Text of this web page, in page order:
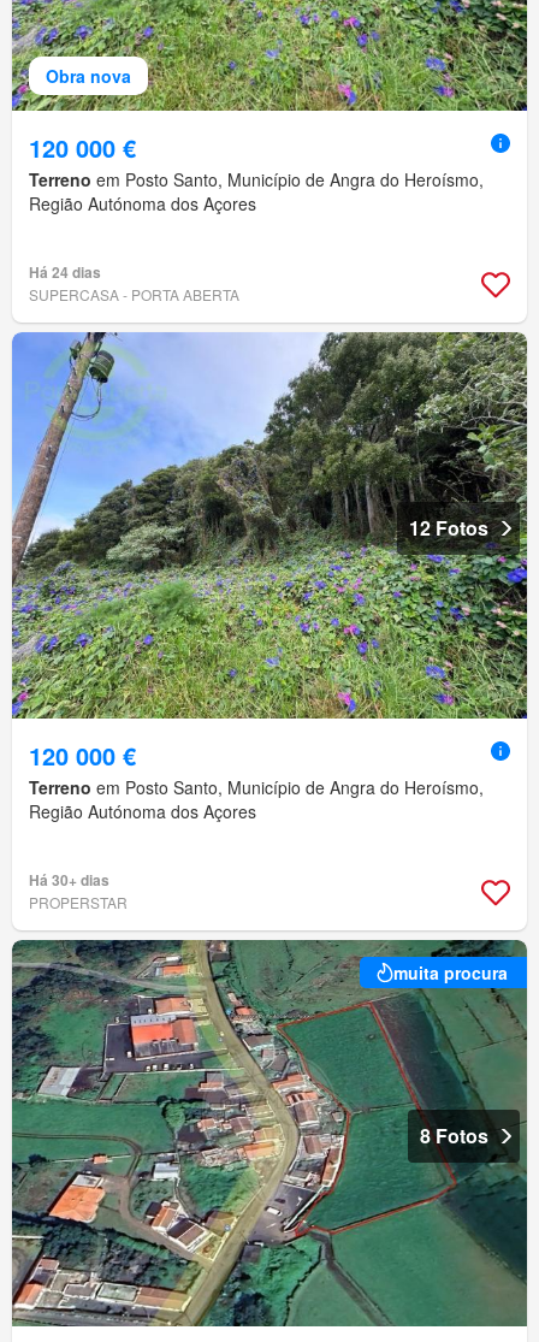
Obra nova
120 000 €
Terreno em Posto Santo, Município de Angra do Heroísmo,
Região Autónoma dos Açores
Há 24 dias
SUPERCASA - PORTA ABERTA
12 Fotos
120 000 €
Terreno em Posto Santo, Município de Angra do Heroísmo,
Região Autónoma dos Açores
Há 30+ dias
PROPERSTAR
muita procura
8 Fotos